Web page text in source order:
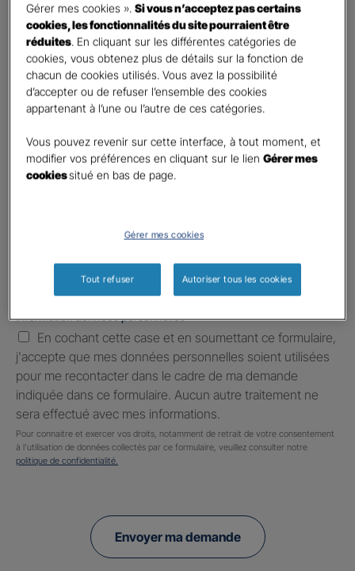
Monsieur
Contact*
First Last
Téléphone*
United
States
+1
E-mail*
Information données personnelles*
En cochant cette case et en soumettant ce formulaire,
j'accepte que mes données personnelles soient utilisées
pour me recontacter dans le cadre de ma demande
indiquée dans ce formulaire. Aucun autre traitement ne
sera effectué avec mes informations.
Pour connaitre et exercer vos droits, notamment de retrait de votre consentement
à l'utilisation de données collectés par ce formulaire, veuillez consulter notre
politique de confidentialité.
Envoyer ma demande
Gérer mes cookies ».Si vous n’acceptez pas certains
cookies, les fonctionnalités du site pourraient être
réduites. En cliquant sur les différentes catégories de
cookies, vous obtenez plus de détails sur la fonction de
chacun de cookies utilisés. Vous avez la possibilité
d’accepter ou de refuser l’ensemble des cookies
appartenant à l’une ou l’autre de ces catégories.
Vous pouvez revenir sur cette interface, à tout moment, et
modifier vos préférences en cliquant sur le lienGérer mes
cookiessitué en bas de page.
Gérer mes cookies
Tout refuser Autoriser tous les cookies